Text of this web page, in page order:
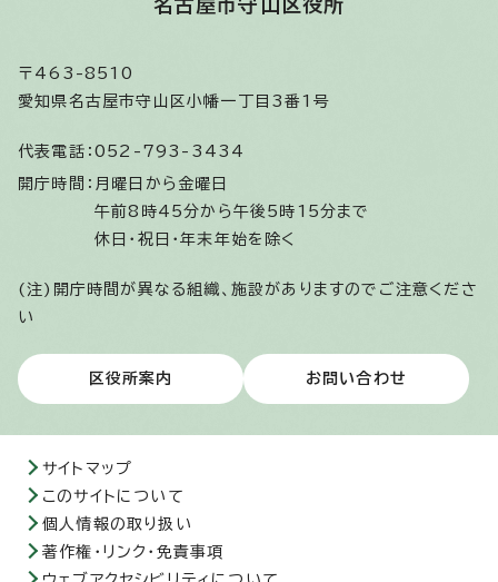
名古屋市守山区役所
〒463-8510
愛知県名古屋市守山区小幡一丁目3番1号
代表電話： 052-793-3434
開庁時間： 月曜日から金曜日
午前8時45分から午後5時15分まで
休日・祝日・年末年始を除く
(注)開庁時間が異なる組織、施設がありますのでご注意くださ
い
区役所案内 お問い合わせ
サイトマップ
このサイトについて
個人情報の取り扱い
著作権・リンク・免責事項